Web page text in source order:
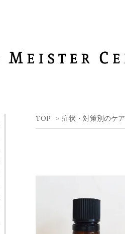
TOP > 症状・対策別のケア